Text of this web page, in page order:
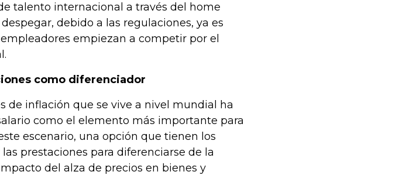
talento internacional a través del home
debido a las regulaciones, ya es
empiezan a competir por el
como diferenciador
de inflación que se vive a nivel mundial ha
como el elemento más importante para
escenario, una opción que tienen los
prestaciones para diferenciarse de la
del alza de precios en bienes y